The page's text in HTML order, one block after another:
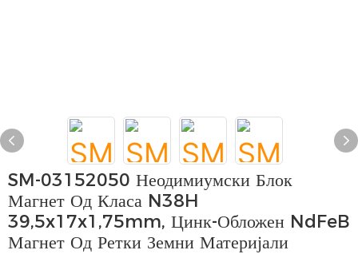
SM-03152050 Неодимиумски Блок
Магнет Од Класа N38H
39,5x17x1,75mm, Цинк-Обложен NdFeB
Магнет Од Ретки Земни Материјали